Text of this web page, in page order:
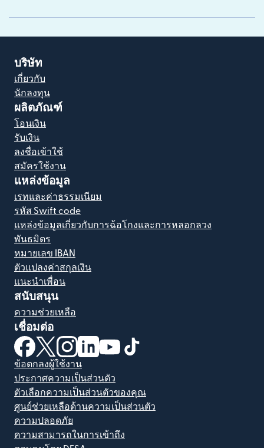
บริษัท
เกี่ยวกับ
นักลงทุน
ผลิตภัณฑ์
โอนเงิน
รับเงิน
ลงชื่อเข้าใช้
สมัครใช้งาน
แหล่งข้อมูล
เรทและค่าธรรมเนียม
รหัส Swift code
แหล่งข้อมูลเกี่ยวกับการฉ้อโกงและการหลอกลวง
พันธมิตร
หมายเลข IBAN
ตัวแปลงค่าสกุลเงิน
แนะนำเพื่อน
สนับสนุน
ความช่วยเหลือ
เชื่อมต่อ
(เปิดในหน้าต่างใหม่)
(เปิดในหน้าต่างใหม่)
(เปิดในหน้าต่างใหม่)
(เปิดในหน้าต่างใหม่)
(เปิดในหน้าต่างใหม่)
ข้อตกลงผู้ใช้งาน
ประกาศความเป็นส่วนตัว
ตัวเลือกความเป็นส่วนตัวของคุณ
ศูนย์ช่วยเหลือด้านความเป็นส่วนตัว
ความปลอดภัย
ความสามารถในการเข้าถึง